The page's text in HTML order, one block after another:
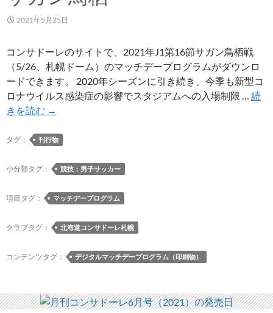
2021年5月25日
コンサドーレのサイトで、2021年J1第16節サガン鳥栖戦
（5/26、札幌ドーム）のマッチデープログラムがダウンロ
ードできます。 2020年シーズンに引き続き、今季も新型コ
ロナウイルス感染症の影響でスタジアムへの入場制限 … 続
きを読む 【デ
タ
マ
チ
ー
ロ
ム】
→
タグ： 刊行物
小分類タグ： 競技：男子サッカー
項目タグ： マッチデープログラム
クラブタグ： 北海道コンサドーレ札幌
コンテンツタグ： デジタルマッチデープログラム（印刷物）